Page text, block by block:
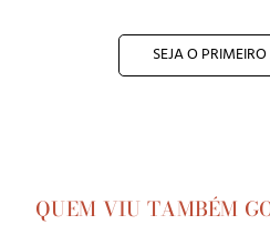
SEJA O
QUEM VIU TAMBÉM